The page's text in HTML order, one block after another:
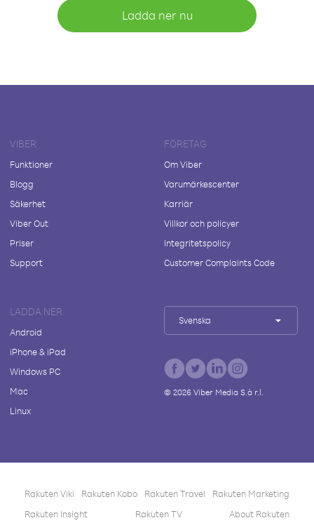
Ladda ner nu
VIBER
Funktioner
Blogg
Säkerhet
Viber Out
Priser
Support
FÖRETAG
Om Viber
Varumärkescenter
Karriär
Villkor och policyer
Integritetspolicy
Customer Complaints Code
LADDA NER
Android
iPhone & iPad
Windows PC
Mac
Linux
Svenska
© 2026Viber Media S.à r.l.
Rakuten Viki Rakuten Kobo Rakuten Travel
Rakuten Marketing
Rakuten Insight
Rakuten TV About Rakuten